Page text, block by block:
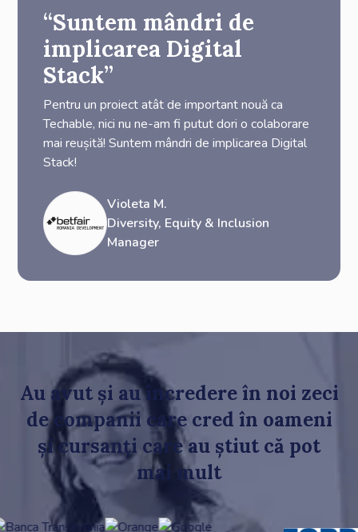
“Suntem mândri de
implicarea Digital
Stack”
Pentru un proiect atât de important nouă ca
Techable, nici nu ne-am fi putut dori o colaborare
mai reușită! Suntem mândri de implicarea Digital
Stack!
Violeta M.
Diversity, Equity & Inclusion
Manager
Au avut și au încredere în noi zeci
de companii care cred în oameni
și cursanți care au știut că pot
mai mult